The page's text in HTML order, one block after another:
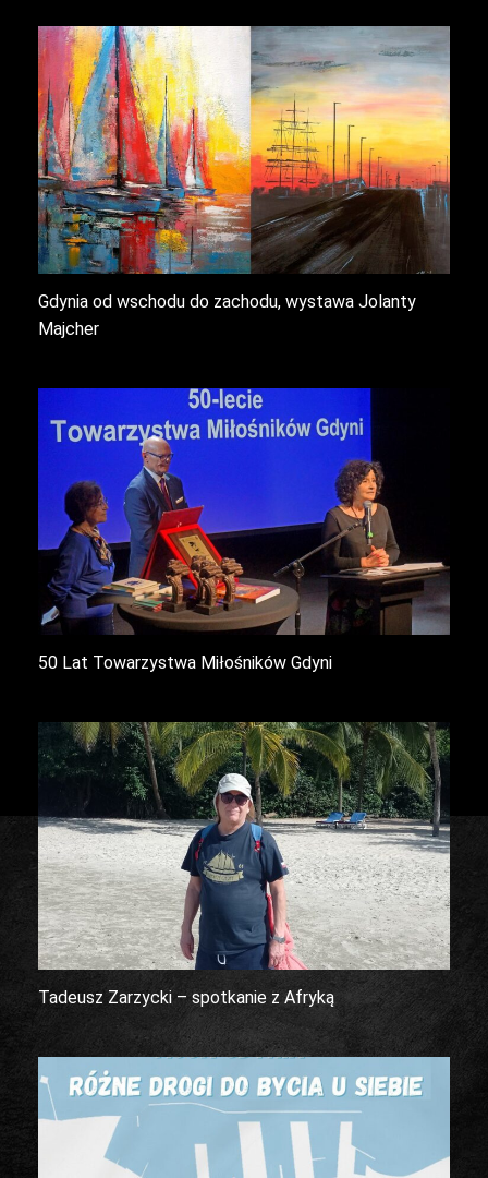
Gdynia od wschodu do zachodu, wystawa Jolanty
Majcher
50 Lat Towarzystwa Miłośników Gdyni
Tadeusz Zarzycki – spotkanie z Afryką